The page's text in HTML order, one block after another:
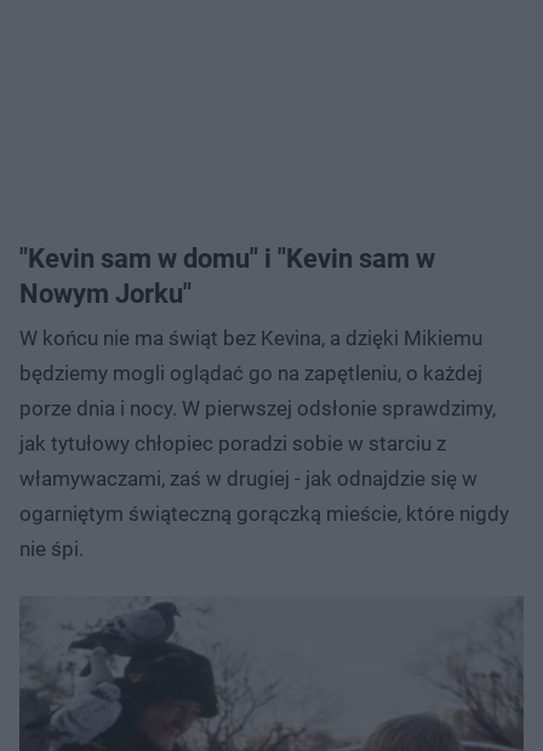
"Kevin sam w domu" i "Kevin sam w
Nowym Jorku"
W końcu nie ma świąt bez Kevina, a dzięki Mikiemu
będziemy mogli oglądać go na zapętleniu, o każdej
porze dnia i nocy. W pierwszej odsłonie sprawdzimy,
jak tytułowy chłopiec poradzi sobie w starciu z
włamywaczami, zaś w drugiej - jak odnajdzie się w
ogarniętym świąteczną gorączką mieście, które nigdy
nie śpi.